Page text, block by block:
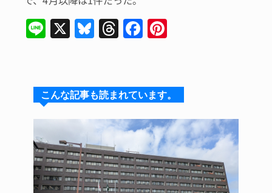
Li
n
X Bl
u
s
k
y
T
hr
a
d
s
F
a
e
b
o
o
k
re
st
こんな記事も読まれています。